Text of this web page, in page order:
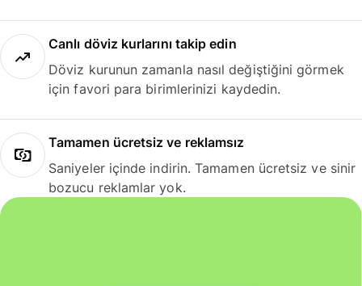
Canlı döviz kurlarını takip edin
Döviz kurunun zamanla nasıl değiştiğini görmek
için favori para birimlerinizi kaydedin.
Tamamen ücretsiz ve reklamsız
Saniyeler içinde indirin. Tamamen ücretsiz ve sinir
bozucu reklamlar yok.